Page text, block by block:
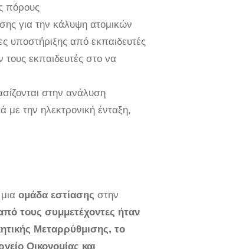
πόρους
για την κάλυψη ατομικών
υποστήριξης από εκπαιδευτές
εκπαιδευτές στο να
στην ανάλυση
με την ηλεκτρονική ένταξη,
ομάδα εστίασης στην
τους συμμετέχοντες ήταν
Μεταρρύθμισης, το
Οικονομίας και